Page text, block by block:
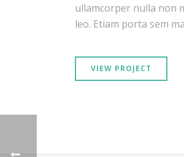
ullamcorper nulla non
leo. Etiam porta sem
VIEW PROJECT